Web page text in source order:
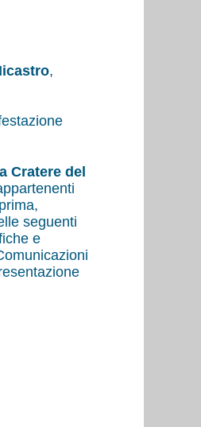
,
Cratere del
seguenti
e